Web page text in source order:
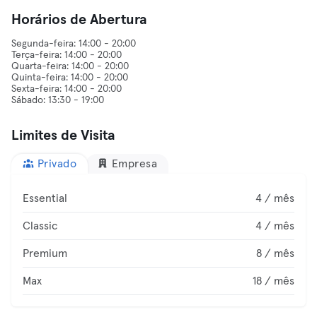
Horários de Abertura
Segunda-feira: 14:00 - 20:00
Terça-feira: 14:00 - 20:00
Quarta-feira: 14:00 - 20:00
Quinta-feira: 14:00 - 20:00
Sexta-feira: 14:00 - 20:00
Limites de Visita
Privado Empresa
Essential 4 / mês
Classic 4 / mês
Premium 8 / mês
Max 18 / mês